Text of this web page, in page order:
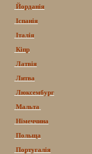
Йорданія
Іспанія
Італія
Кіпр
Латвія
Литва
Люксембург
Мальта
Німеччина
Польща
Португалія